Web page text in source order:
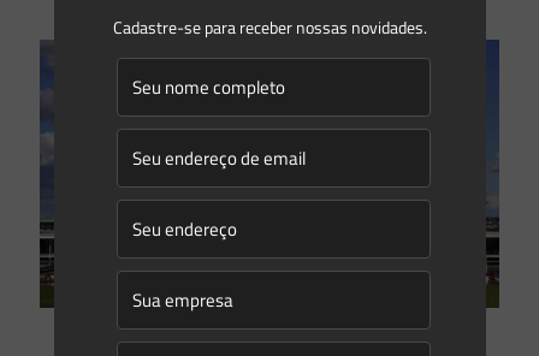
Saes Advogadoson
09/10/2020
Cadastre-se para receber nossas novidades.